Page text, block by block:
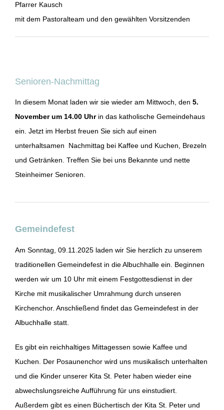
Pfarrer Kausch
mit dem Pastoralteam und den gewählten Vorsitzenden
Senioren-Nachmittag
In diesem Monat laden wir sie wieder am Mittwoch, den 5.
November um 14.00 Uhrin das katholische Gemeindehaus
ein. Jetzt im Herbst freuen Sie sich auf einen
unterhaltsamen Nachmittag bei Kaffee und Kuchen, Brezeln
und Getränken. Treffen Sie bei uns Bekannte und nette
Steinheimer Senioren.
Gemeindefest
Am Sonntag, 09.11.2025 laden wir Sie herzlich zu unserem
traditionellen Gemeindefest in die Albuchhalle ein. Beginnen
werden wir um 10 Uhr mit einem Festgottesdienst in der
Kirche mit musikalischer Umrahmung durch unseren
Kirchenchor. Anschließend findet das Gemeindefest in der
Albuchhalle statt.
Es gibt ein reichhaltiges Mittagessen sowie Kaffee und
Kuchen. Der Posaunenchor wird uns musikalisch unterhalten
und die Kinder unserer Kita St. Peter haben wieder eine
abwechslungsreiche Aufführung für uns einstudiert.
Außerdem gibt es einen Büchertisch der Kita St. Peter und